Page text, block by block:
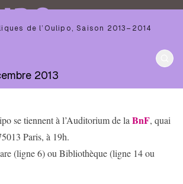
de l’Oulipo ,Saison 2013–2014
2013
se tiennent à l’Auditorium de la BnF, quai
Paris, à 19h.
(ligne 6) ou Bibliothèque (ligne 14 ou